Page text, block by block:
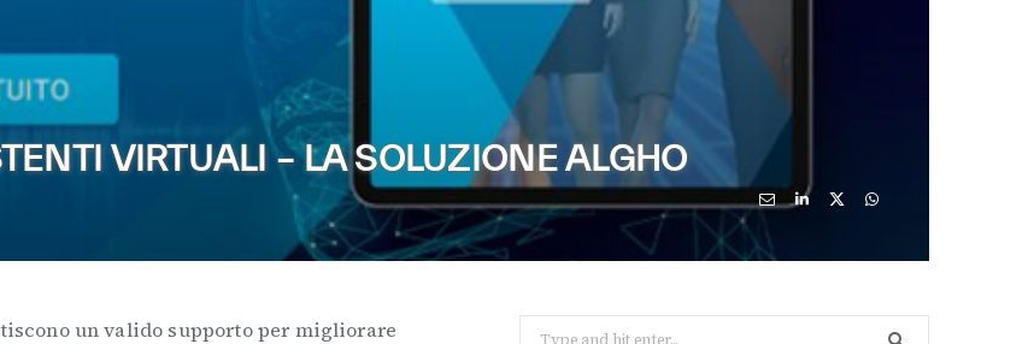
VIRTUALI – LA SOLUZIONE ALGHO
un valido supporto per migliorare